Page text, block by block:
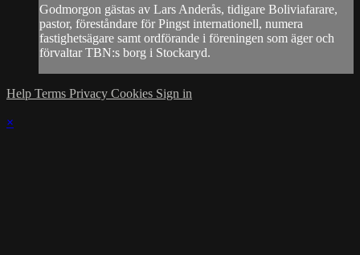
Godmorgon gästas av Lars Anderås, tidigare Boliviafarare,
pastor, föreståndare för Pingst internationell, numera
fastighetsägare samt ordförande i föreningen som äger och
förvaltar TBN:s borg i Stockaryd.
Help Terms Privacy Cookies Sign in
×